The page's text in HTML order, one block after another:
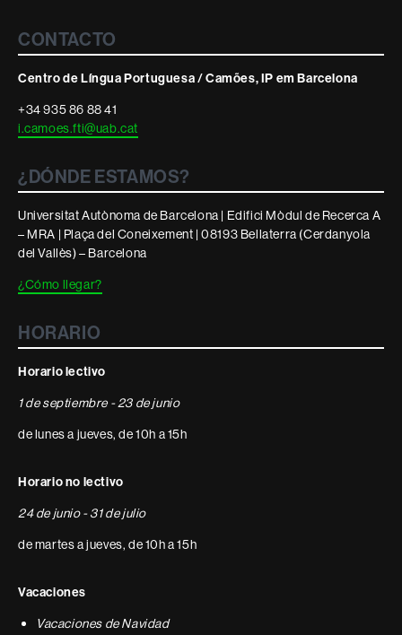
informació
legal
CONTACTO
Centro de Língua Portuguesa / Camões, IP em Barcelona
+34 935 86 88 41
i.camoes.fti@uab.cat
¿DÓNDE ESTAMOS?
Universitat Autònoma de Barcelona | Edifici Mòdul de Recerca A
– MRA | Plaça del Coneixement | 08193 Bellaterra (Cerdanyola
del Vallès) – Barcelona
¿Cómo llegar?
HORARIO
Horario lectivo
1 de septiembre - 23 de junio
de lunes a jueves, de 10h a 15h
Horario no lectivo
24 de junio - 31 de julio
de martes a jueves, de 10h a 15h
Vacaciones
Vacaciones de Navidad